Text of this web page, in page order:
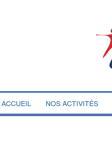
ACCUEIL NOS ACTIVITÉS